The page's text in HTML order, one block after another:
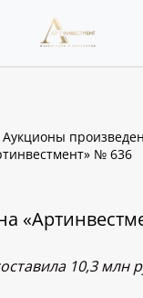
Аукционы
№ 636
10,3 млн